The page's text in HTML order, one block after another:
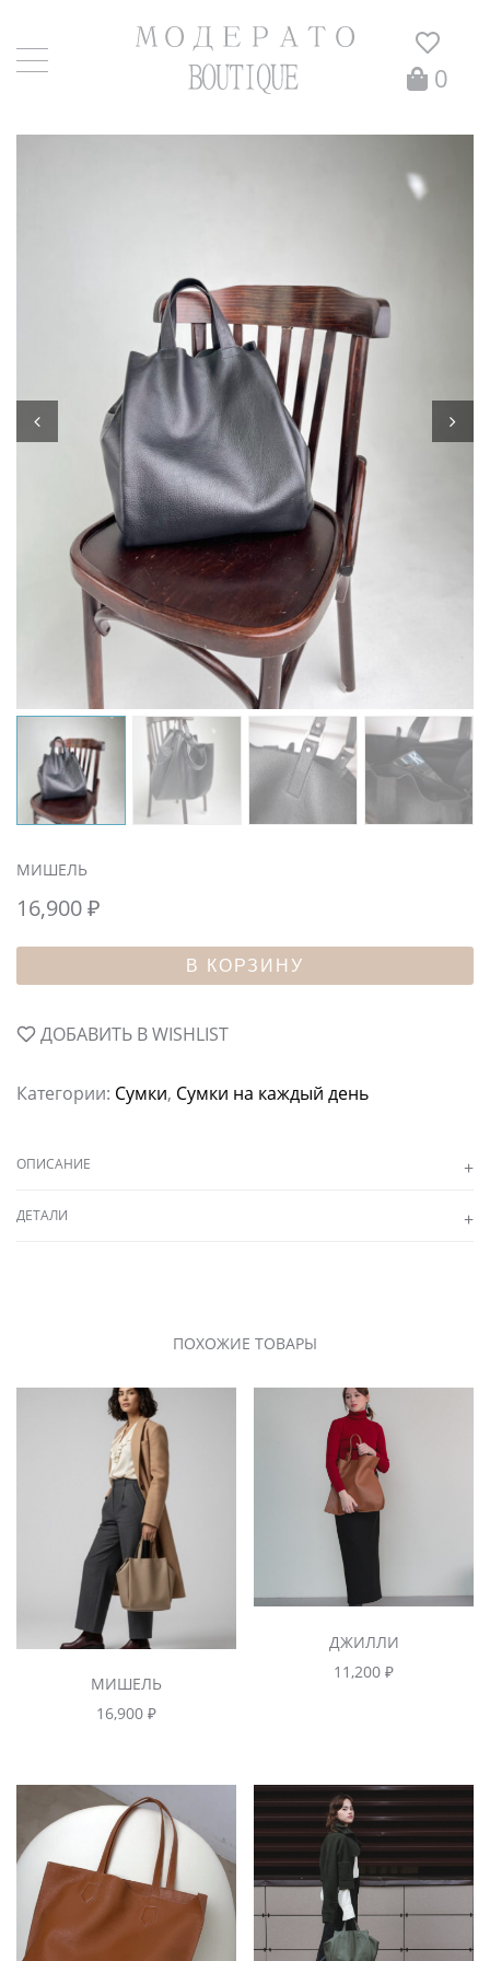
0
МИШЕЛЬ
16,900₽
В КОРЗИНУ
ДОБАВИТЬ В WISHLIST
Категории: Сумки, Сумки на каждый день
ОПИСАНИЕ
ДЕТАЛИ
ПОХОЖИЕ ТОВАРЫ
МИШЕЛЬ
16,900 ₽
ДЖИЛЛИ
11,200₽